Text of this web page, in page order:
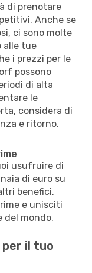
di prenotare
Anche se
ci sono molte
alle tue
i prezzi per le
possono
di alta
le
considera di
e ritorno.
usufruire di
di euro su
benefici.
e unisciti
del mondo.
il tuo